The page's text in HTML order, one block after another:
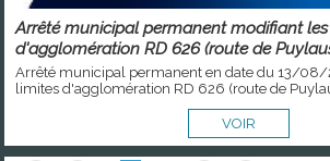
Arrêté municipal permanent modifiant
d'agglomération RD 626 (route de
Arrêté municipal permanent en date du 13/
limites d'agglomération RD 626 (route de
VOIR